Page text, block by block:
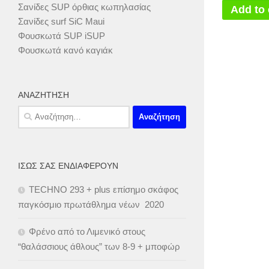
Add to
Σανίδες SUP όρθιας κωπηλασίας
Σανίδες surf SiC Maui
Φουσκωτά SUP iSUP
Φουσκωτά κανό καγιάκ
ΑΝΑΖΉΤΗΣΗ
Αναζήτηση
για:
ΊΣΩΣ ΣΑΣ ΕΝΔΙΑΦΈΡΟΥΝ
TECHNO 293 + plus επίσημο σκάφος
παγκόσμιο πρωτάθλημα νέων 2020
Φρένο από το Λιμενικό στους
“θαλάσσιους άθλους” των 8-9 + μποφώρ